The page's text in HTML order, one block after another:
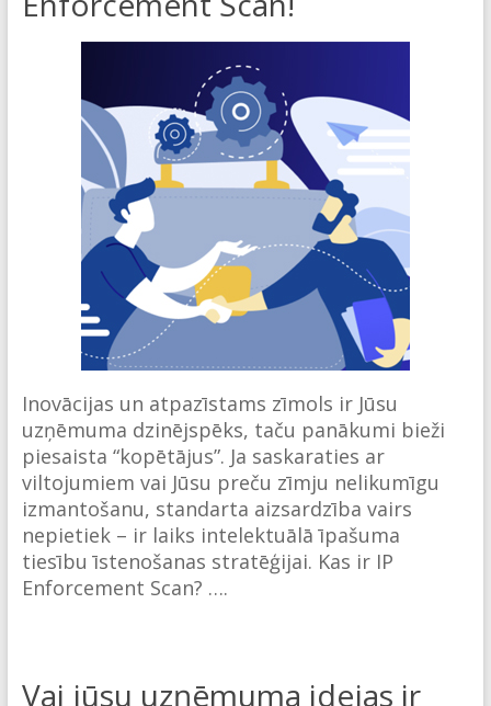
Inovācijas un atpazīstams zīmols ir Jūsu
uzņēmuma dzinējspēks, taču panākumi bieži
piesaista “kopētājus”. Ja saskaraties ar
viltojumiem vai Jūsu preču zīmju nelikumīgu
izmantošanu, standarta aizsardzība vairs
nepietiek – ir laiks intelektuālā īpašuma
tiesību īstenošanas stratēģijai. Kas ir IP
Enforcement Scan? ….
Vai jūsu uzņēmuma idejas ir